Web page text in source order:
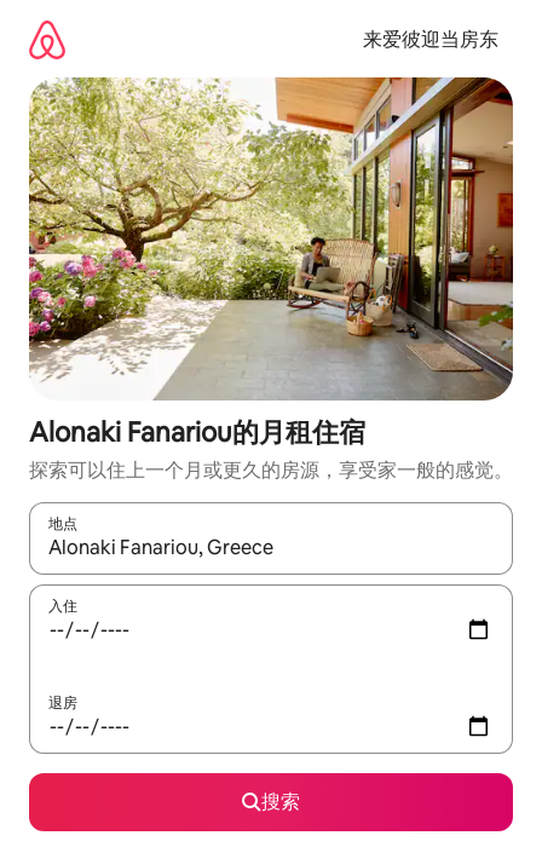
来爱彼迎当房东
Alonaki Fanariou的月租住宿
探索可以住上一个月或更久的房源，享受家一般的感觉。
地点
如有搜索结果，请使用上下方向键查看，或通过点击或滑动手势
入住
退房
搜索